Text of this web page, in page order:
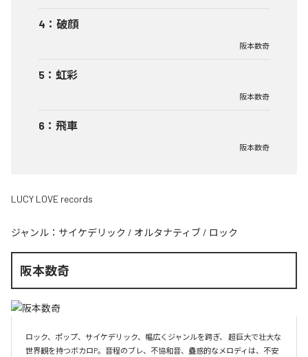
4 ： 破顔
阪本数奇
5 ： 虹彩
阪本数奇
6 ： 飛車
阪本数奇
LUCY LOVE records
ジャンル： サイケデリック / オルタナティブ / ロック
阪本数奇
ロック、ポップ、サイケデリック、幅広くジャンルを跨ぎ、 超巨大で壮大な
世界観を持つボカロP。音程のブレ、不協和音、蠱惑的なメロディは、不安